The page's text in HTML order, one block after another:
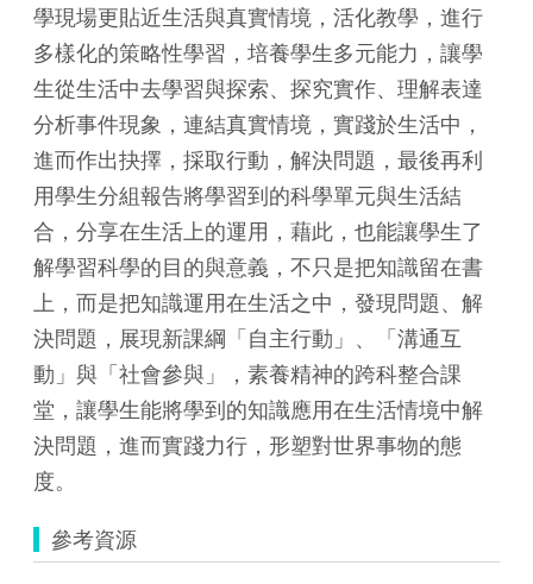
學現場更貼近生活與真實情境，活化教學，進行
多樣化的策略性學習，培養學生多元能力，讓學
生從生活中去學習與探索、探究實作、理解表達
分析事件現象，連結真實情境，實踐於生活中，
進而作出抉擇，採取行動，解決問題，最後再利
用學生分組報告將學習到的科學單元與生活結
合，分享在生活上的運用，藉此，也能讓學生了
解學習科學的目的與意義，不只是把知識留在書
上，而是把知識運用在生活之中，發現問題、解
決問題，展現新課綱「自主行動」、「溝通互
動」與「社會參與」，素養精神的跨科整合課
堂，讓學生能將學到的知識應用在生活情境中解
決問題，進而實踐力行，形塑對世界事物的態
度。
參考資源